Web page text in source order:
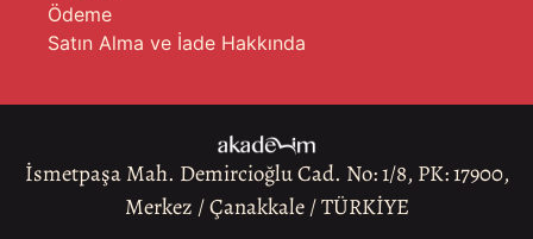
Ödeme
Satın Alma ve İade Hakkında
İsmetpaşa Mah. Demircioğlu Cad. No: 1/8, PK: 17900,
Merkez / Çanakkale / TÜRKİYE